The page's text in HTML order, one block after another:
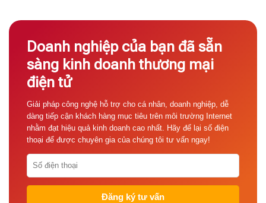
Doanh nghiệp của bạn đã sẵn
sàng kinh doanh thương mại
điện tử
Giải pháp công nghệ hỗ trợ cho cá nhân, doanh nghiệp, dễ
dàng tiếp cận khách hàng mục tiêu trên môi trường Internet
nhằm đạt hiệu quả kinh doanh cao nhất. Hãy để lại số điện
thoại để được chuyên gia của chúng tôi tư vấn ngay!